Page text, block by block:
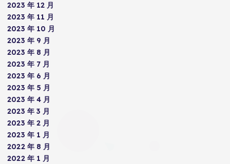
2023 年 12 月
2023 年 11 月
2023 年 10 月
2023 年 9 月
2023 年 8 月
2023 年 7 月
2023 年 6 月
2023 年 5 月
2023 年 4 月
2023 年 3 月
2023 年 2 月
2023 年 1 月
2022 年 8 月
2022 年 1 月